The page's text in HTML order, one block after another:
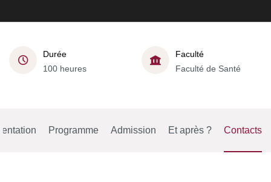
Durée
100 heures
Faculté
Faculté de Santé
Programme Admission Et après ? Contacts